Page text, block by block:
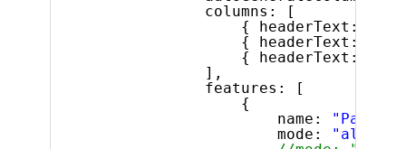
columns: [
{ headerText:
{ headerText:
{ headerText:
],
features: [
{
name:
"Paging"
mode: